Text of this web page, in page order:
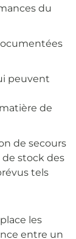
du
peuvent
de
de secours
stock des
tels
les
entre un